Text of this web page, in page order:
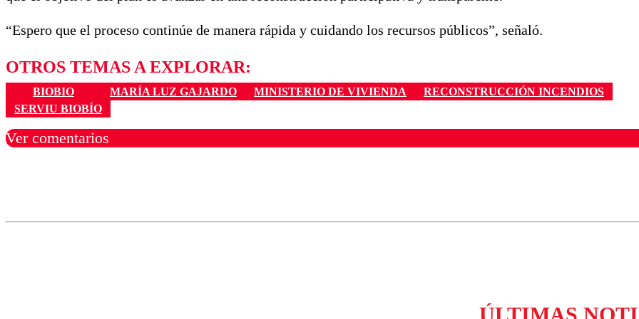
“Espero que el proceso continúe de manera rápida y cuidando los recursos públicos”, señaló.
OTROS TEMAS A EXPLORAR:
BIOBIO MARÍA LUZ GAJARDO MINISTERIO DE VIVIENDA
RECONSTRUCCIÓN INCENDIOS
SERVIU BIOBÍO
Ver comentarios